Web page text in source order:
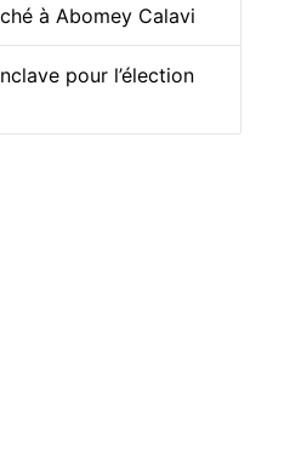
à Abomey Calavi
pour l’élection